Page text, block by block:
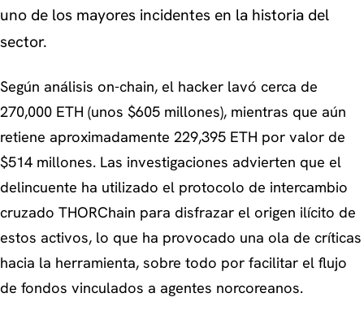
uno de los mayores incidentes en la historia del
sector.
Según análisis on-chain, el hacker lavó cerca de
270,000 ETH (unos $605 millones), mientras que aún
retiene aproximadamente 229,395 ETH por valor de
$514 millones. Las investigaciones advierten que el
delincuente ha utilizado el protocolo de intercambio
cruzado THORChain para disfrazar el origen ilícito de
estos activos, lo que ha provocado una ola de críticas
hacia la herramienta, sobre todo por facilitar el flujo
de fondos vinculados a agentes norcoreanos.